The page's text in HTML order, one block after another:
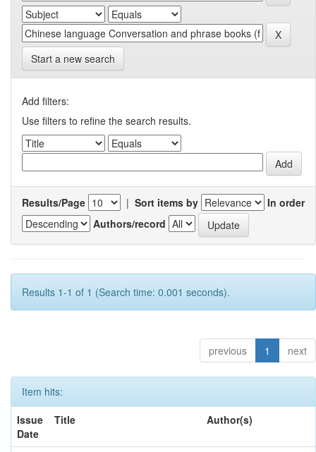
Start a new search
Add filters:
Use filters to refine the search results.
Results/Page | Sort items by
In order
Authors/record
Results 1-1 of 1 (Search time: 0.001 seconds).
previous 1 next
Item hits:
Issue
Date
Title Author(s)